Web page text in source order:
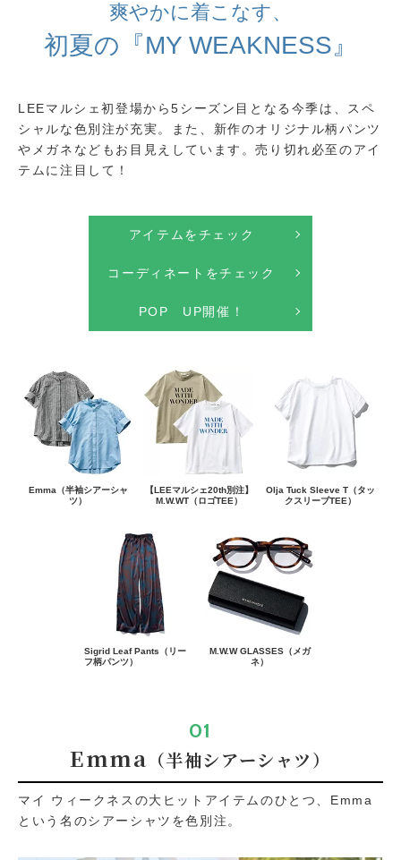
爽やかに着こなす、
初夏の『MY WEAKNESS』
LEEマルシェ初登場から5シーズン目となる今季は、スペ
シャルな色別注が充実。また、新作のオリジナル柄パンツ
やメガネなどもお目見えしています。売り切れ必至のアイ
テムに注目して！
アイテムをチェック
コーディネートをチェック
POP UP開催！
Emma（半袖シアーシャ
ツ）
【LEEマルシェ20th別注】
M.W.WT（ロゴTEE）
Olja Tuck Sleeve T（タッ
クスリーブTEE）
Sigrid Leaf Pants（リー
フ柄パンツ）
M.W.W GLASSES（メガ
ネ）
01
Emma （半袖シアーシャツ）
マイ ウィークネスの大ヒットアイテムのひとつ、Emma
という名のシアーシャツを色別注。